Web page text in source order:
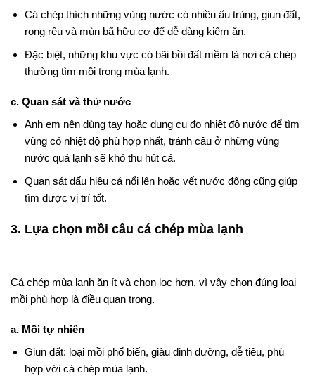
Cá chép thích những vùng nước có nhiều ấu trùng, giun đất,
rong rêu và mùn bã hữu cơ để dễ dàng kiếm ăn.
Đặc biệt, những khu vực có bãi bồi đất mềm là nơi cá chép
thường tìm mồi trong mùa lạnh.
c. Quan sát và thử nước
Anh em nên dùng tay hoặc dụng cụ đo nhiệt độ nước để tìm
vùng có nhiệt độ phù hợp nhất, tránh câu ở những vùng
nước quá lạnh sẽ khó thu hút cá.
Quan sát dấu hiệu cá nổi lên hoặc vết nước động cũng giúp
tìm được vị trí tốt.
3. Lựa chọn mồi câu cá chép mùa lạnh
Cá chép mùa lạnh ăn ít và chọn lọc hơn, vì vậy chọn đúng loại
mồi phù hợp là điều quan trọng.
a. Mồi tự nhiên
Giun đất: loại mồi phổ biến, giàu dinh dưỡng, dễ tiêu, phù
hợp với cá chép mùa lạnh.